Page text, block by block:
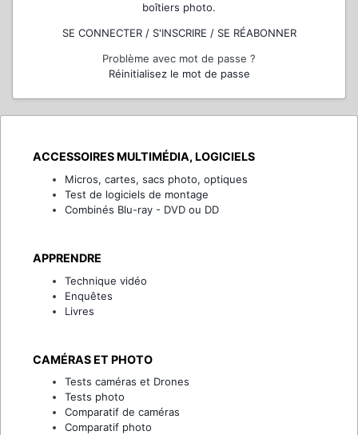
boîtiers photo.
SE CONNECTER / S'INSCRIRE / SE RÉABONNER
Problème avec mot de passe ?
Réinitialisez le mot de passe
ACCESSOIRES MULTIMÉDIA, LOGICIELS
Micros, cartes, sacs photo, optiques
Test de logiciels de montage
Combinés Blu-ray - DVD ou DD
APPRENDRE
Technique vidéo
Enquêtes
Livres
CAMÉRAS ET PHOTO
Tests caméras et Drones
Tests photo
Comparatif de caméras
Comparatif photo